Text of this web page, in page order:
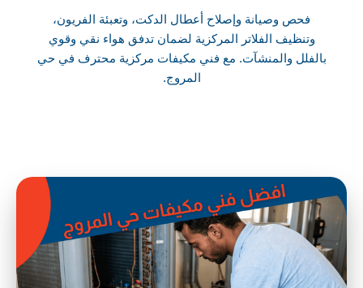
فحص وصيانة وإصلاح أعطال الدكت، وتعبئة الفريون،
وتنظيف الفلاتر المركزية لضمان تدفق هواء نقي وقوي
بالفلل والمنشآت. مع فني مكيفات مركزية محترف في حي
المروج.